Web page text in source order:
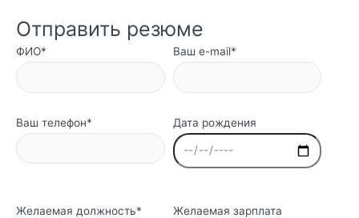
Отправить резюме
ФИО*
Ваш телефон*
Ваш e-mail*
Дата рождения
Желаемая должность* Желаемая зарплата